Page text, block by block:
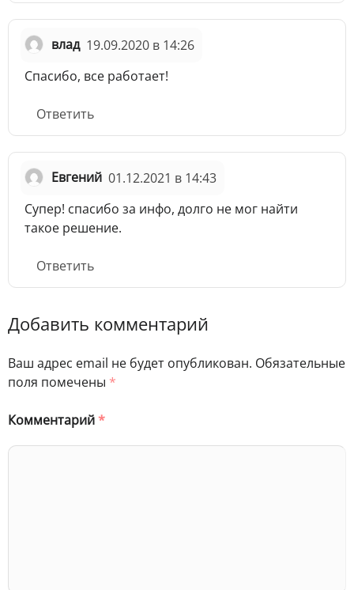
влад 19.09.2020 в 14:26
Спасибо, все работает!
Ответить
Евгений 01.12.2021 в 14:43
Супер! спасибо за инфо, долго не мог найти
такое решение.
Ответить
Добавить комментарий
Ваш адрес email не будет опубликован. Обязательные
поля помечены *
Комментарий*